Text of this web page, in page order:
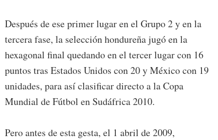
Después de ese primer lugar en el Grupo 2 y en la
tercera fase, la selección hondureña jugó en la
hexagonal final quedando en el tercer lugar con 16
puntos tras Estados Unidos con 20 y México con 19
unidades, para así clasificar directo a la Copa
Mundial de Fútbol en Sudáfrica 2010.
Pero antes de esta gesta, el 1 abril de 2009,